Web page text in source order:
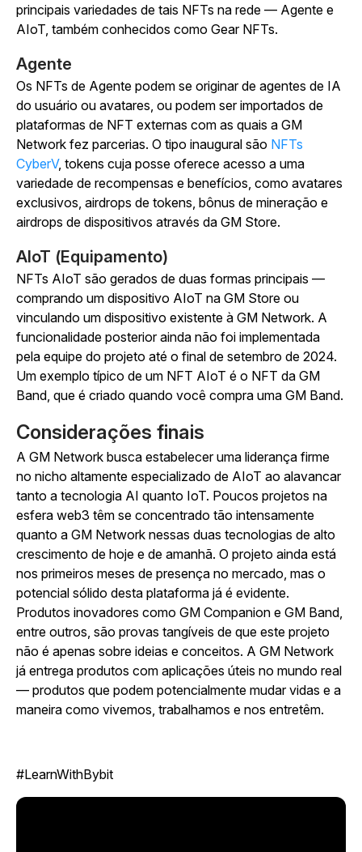
principais variedades de tais NFTs na rede — Agente e
AIoT, também conhecidos como Gear NFTs.
Agente
Os NFTs de Agente podem se originar de agentes de IA
do usuário ou avatares, ou podem ser importados de
plataformas de NFT externas com as quais a GM
Network fez parcerias. O tipo inaugural são NFTs
CyberV, tokens cuja posse oferece acesso a uma
variedade de recompensas e benefícios, como avatares
exclusivos, airdrops de tokens, bônus de mineração e
airdrops de dispositivos através da GM Store.
AIoT (Equipamento)
NFTs AIoT são gerados de duas formas principais —
comprando um dispositivo AIoT na GM Store ou
vinculando um dispositivo existente à GM Network. A
funcionalidade posterior ainda não foi implementada
pela equipe do projeto até o final de setembro de 2024.
Um exemplo típico de um NFT AIoT é o NFT da GM
Band, que é criado quando você compra uma GM Band.
Considerações finais
A GM Network busca estabelecer uma liderança firme
no nicho altamente especializado de AIoT ao alavancar
tanto a tecnologia AI quanto IoT. Poucos projetos na
esfera web3 têm se concentrado tão intensamente
quanto a GM Network nessas duas tecnologias de alto
crescimento de hoje e de amanhã. O projeto ainda está
nos primeiros meses de presença no mercado, mas o
potencial sólido desta plataforma já é evidente.
Produtos inovadores como GM Companion e GM Band,
entre outros, são provas tangíveis de que este projeto
não é apenas sobre ideias e conceitos. A GM Network
já entrega produtos com aplicações úteis no mundo real
— produtos que podem potencialmente mudar vidas e a
maneira como vivemos, trabalhamos e nos entretêm.
#LearnWithBybit